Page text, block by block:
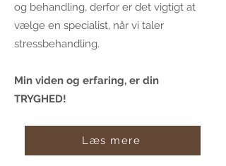
og behandling, derfor er det vigtigt at
vælge en specialist, når vi taler
stressbehandling.
Min viden og erfaring, er din
TRYGHED!
Læs mere